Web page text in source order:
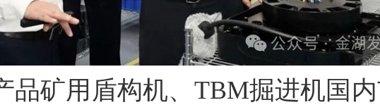
品矿用盾构机、TBM掘进机国